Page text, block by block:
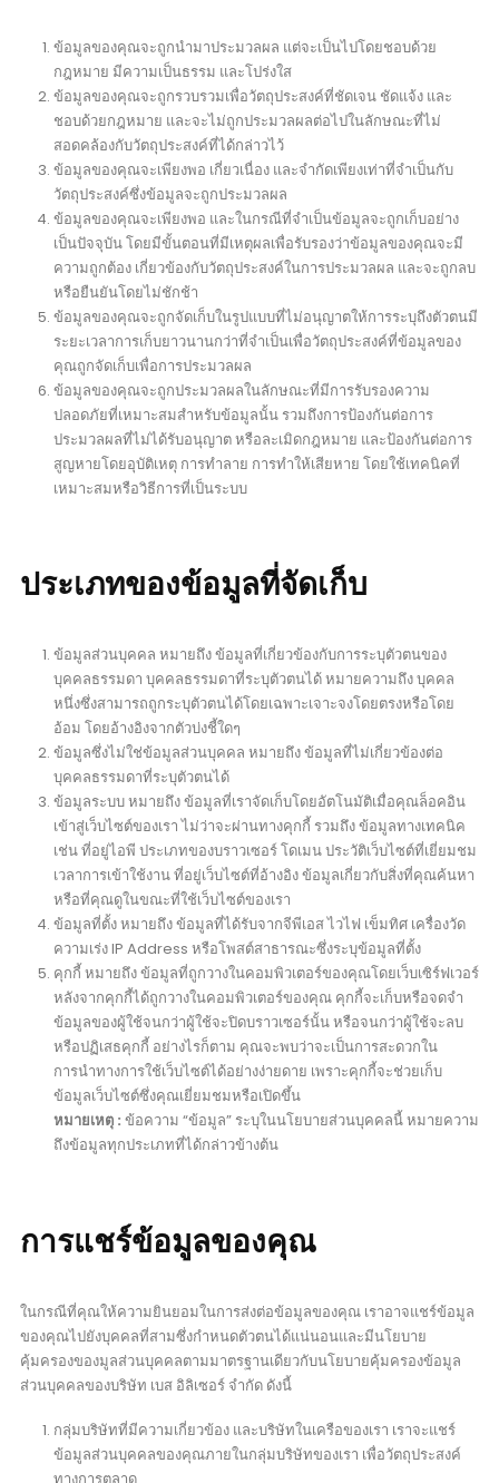
ข้อมูลของคุณจะถูกนำมาประมวลผล แต่จะเป็นไปโดยชอบด้วย
กฎหมาย มีความเป็นธรรม และโปร่งใส
ข้อมูลของคุณจะถูกรวบรวมเพื่อวัตถุประสงค์ที่ชัดเจน ชัดแจ้ง และ
ชอบด้วยกฎหมาย และจะไม่ถูกประมวลผลต่อไปในลักษณะที่ไม่
สอดคล้องกับวัตถุประสงค์ที่ได้กล่าวไว้
ข้อมูลของคุณจะเพียงพอ เกี่ยวเนื่อง และจำกัดเพียงเท่าที่จำเป็นกับ
วัตถุประสงค์ซึ่งข้อมูลจะถูกประมวลผล
ข้อมูลของคุณจะเพียงพอ และในกรณีที่จำเป็นข้อมูลจะถูกเก็บอย่าง
เป็นปัจจุบัน โดยมีขั้นตอนที่มีเหตุผลเพื่อรับรองว่าข้อมูลของคุณจะมี
ความถูกต้อง เกี่ยวข้องกับวัตถุประสงค์ในการประมวลผล และจะถูกลบ
หรือยืนยันโดยไม่ชักช้า
ข้อมูลของคุณจะถูกจัดเก็บในรูปแบบที่ไม่อนุญาตให้การระบุถึงตัวตนมี
ระยะเวลาการเก็บยาวนานกว่าที่จำเป็นเพื่อวัตถุประสงค์ที่ข้อมูลของ
คุณถูกจัดเก็บเพื่อการประมวลผล
ข้อมูลของคุณจะถูกประมวลผลในลักษณะที่มีการรับรองความ
ปลอดภัยที่เหมาะสมสำหรับข้อมูลนั้น รวมถึงการป้องกันต่อการ
ประมวลผลที่ไม่ได้รับอนุญาต หรือละเมิดกฎหมาย และป้องกันต่อการ
สูญหายโดยอุบัติเหตุ การทำลาย การทำให้เสียหาย โดยใช้เทคนิคที่
เหมาะสมหรือวิธีการที่เป็นระบบ
ประเภทของข้อมูลที่จัดเก็บ
ข้อมูลส่วนบุคคล หมายถึง ข้อมูลที่เกี่ยวข้องกับการระบุตัวตนของ
บุคคลธรรมดา บุคคลธรรมดาที่ระบุตัวตนได้ หมายความถึง บุคคล
หนึ่งซึ่งสามารถถูกระบุตัวตนได้โดยเฉพาะเจาะจงโดยตรงหรือโดย
อ้อม โดยอ้างอิงจากตัวบ่งชี้ใดๆ
ข้อมูลซึ่งไม่ใช่ข้อมูลส่วนบุคคล หมายถึง ข้อมูลที่ไม่เกี่ยวข้องต่อ
บุคคลธรรมดาที่ระบุตัวตนได้
ข้อมูลระบบ หมายถึง ข้อมูลที่เราจัดเก็บโดยอัตโนมัติเมื่อคุณล็อคอิน
เข้าสู่เว็บไซต์ของเรา ไม่ว่าจะผ่านทางคุกกี้ รวมถึง ข้อมูลทางเทคนิค
เช่น ที่อยู่ไอพี ประเภทของบราวเซอร์ โดเมน ประวัติเว็บไซต์ที่เยี่ยมชม
เวลาการเข้าใช้งาน ที่อยู่เว็บไซต์ที่อ้างอิง ข้อมูลเกี่ยวกับสิ่งที่คุณค้นหา
หรือที่คุณดูในขณะที่ใช้เว็บไซต์ของเรา
ข้อมูลที่ตั้ง หมายถึง ข้อมูลที่ได้รับจากจีพีเอส ไวไฟ เข็มทิศ เครื่องวัด
ความเร่ง IP Address หรือโพสต์สาธารณะซึ่งระบุข้อมูลที่ตั้ง
คุกกี้ หมายถึง ข้อมูลที่ถูกวางในคอมพิวเตอร์ของคุณโดยเว็บเซิร์ฟเวอร์
หลังจากคุกกี้ได้ถูกวางในคอมพิวเตอร์ของคุณ คุกกี้จะเก็บหรือจดจำ
ข้อมูลของผู้ใช้จนกว่าผู้ใช้จะปิดบราวเซอร์นั้น หรือจนกว่าผู้ใช้จะลบ
หรือปฏิเสธคุกกี้ อย่างไรก็ตาม คุณจะพบว่าจะเป็นการสะดวกใน
การนำทางการใช้เว็บไซต์ได้อย่างง่ายดาย เพราะคุกกี้จะช่วยเก็บ
ข้อมูลเว็บไซต์ซึ่งคุณเยี่ยมชมหรือเปิดขึ้น
หมายเหตุ : ข้อความ “ข้อมูล” ระบุในนโยบายส่วนบุคคลนี้ หมายความ
ถึงข้อมูลทุกประเภทที่ได้กล่าวข้างต้น
การแชร์ข้อมูลของคุณ
ในกรณีที่คุณให้ความยินยอมในการส่งต่อข้อมูลของคุณ เราอาจแชร์ข้อมูล
ของคุณไปยังบุคคลที่สามซึ่งกำหนดตัวตนได้แน่นอนและมีนโยบาย
คุ้มครองของมูลส่วนบุคคลตามมาตรฐานเดียวกับนโยบายคุ้มครองข้อมูล
ส่วนบุคคลของบริษัท เบส อิลิเซอร์ จำกัด ดังนี้
กลุ่มบริษัทที่มีความเกี่ยวข้อง และบริษัทในเครือของเรา เราจะแชร์
ข้อมูลส่วนบุคคลของคุณภายในกลุ่มบริษัทของเรา เพื่อวัตถุประสงค์